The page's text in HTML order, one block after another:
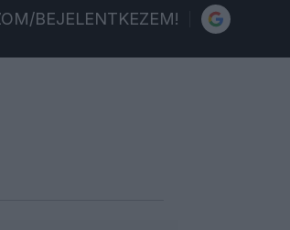
BEJELENTKEZEM!